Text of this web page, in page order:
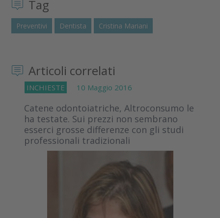
Tag
Preventivi Dentista Cristina Mariani
Articoli correlati
INCHIESTE 10 Maggio 2016
Catene odontoiatriche, Altroconsumo le
ha testate. Sui prezzi non sembrano
esserci grosse differenze con gli studi
professionali tradizionali